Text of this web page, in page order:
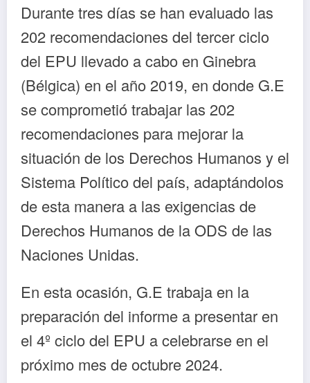
Durante tres días se han evaluado las
202 recomendaciones del tercer ciclo
del EPU llevado a cabo en Ginebra
(Bélgica) en el año 2019, en donde G.E
se comprometió trabajar las 202
recomendaciones para mejorar la
situación de los Derechos Humanos y el
Sistema Político del país, adaptándolos
de esta manera a las exigencias de
Derechos Humanos de la ODS de las
Naciones Unidas.
En esta ocasión, G.E trabaja en la
preparación del informe a presentar en
el 4º ciclo del EPU a celebrarse en el
próximo mes de octubre 2024.